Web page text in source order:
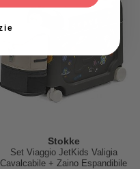
Stokke
Set Viaggio JetKids Valigia
Cavalcabile + Zaino Espandibile